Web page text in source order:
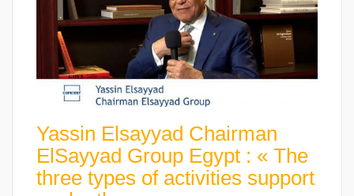
Yassin Elsayyad Chairman
ElSayyad Group Egypt : « The
three types of activities support